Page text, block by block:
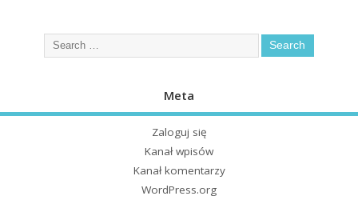
Meta
Zaloguj się
Kanał wpisów
Kanał komentarzy
WordPress.org